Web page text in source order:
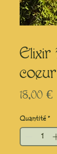
Elixir
coeur
18,00 €
Quantité *